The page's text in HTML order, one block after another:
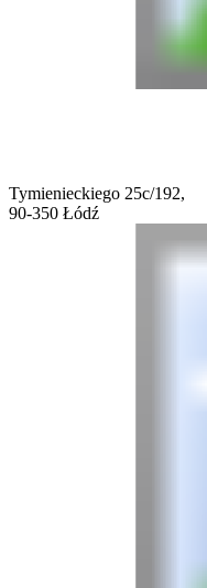
Tymienieckiego 25c/192,
90-350 Łódź